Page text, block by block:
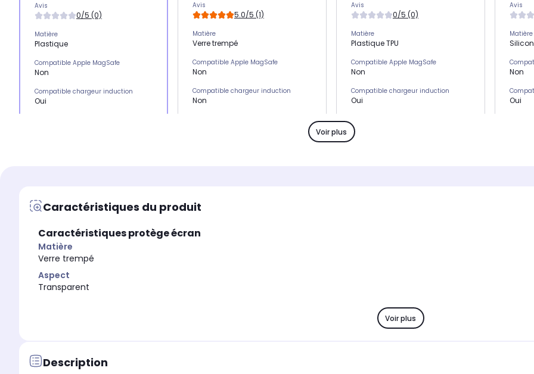
Avis
0/5 (0)
Matière
Plastique
Compatible Apple MagSafe
Non
Compatible chargeur induction
Oui
Modèle compatible 1
iPhone 13 Pro
Coloris extérieur
Transparent
Avis
5.0/5 (1)
Matière
Verre trempé
Compatible Apple MagSafe
Non
Compatible chargeur induction
Non
Modèle compatible 1
Coloris extérieur
Avis
0/5 (0)
Matière
Plastique TPU
Compatible Apple MagSafe
Non
Compatible chargeur induction
Oui
Non
Avis
Matière
Non
Oui
Voir plus
Caractéristiques du produit
Caractéristiques protège écran
Matière
Verre trempé
Aspect
Transparent
Voir plus
Description